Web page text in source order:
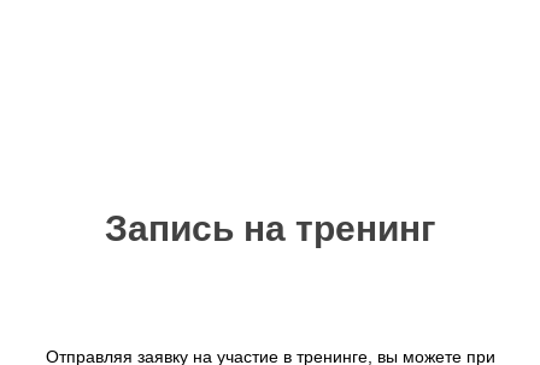
Запись на тренинг
Отправляя заявку на участие в тренинге, вы можете при